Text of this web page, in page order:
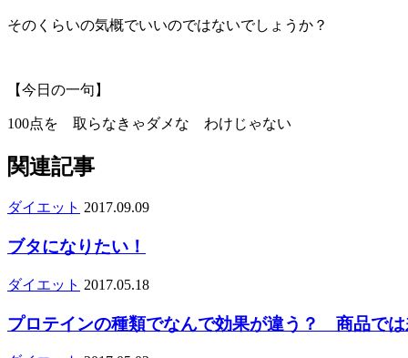
そのくらいの気概でいいのではないでしょうか？
【今日の一句】
100点を 取らなきゃダメな わけじゃない
関連記事
ダイエット 2017.09.09
ブタになりたい！
ダイエット 2017.05.18
プロテインの種類でなんで効果が違う？ 商品では